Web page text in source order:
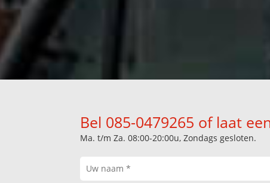
Bel 085-0479265 of laat
Ma. t/m Za. 08:00-20:00u, Zondags gesloten.